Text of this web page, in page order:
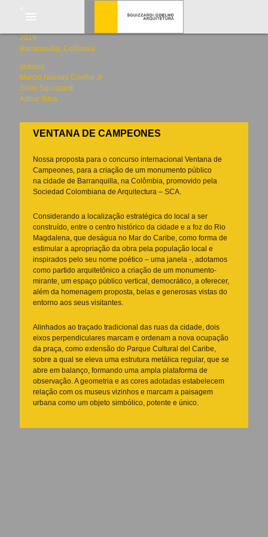
2019
Barranquilla, Colômbia
autores
Marcio Novaes Coelho Jr
Silvio Sguizzardi
Arthur Silva
VENTANA DE CAMPEONES
Nossa proposta para o concurso internacional Ventana de
Campeones, para a criação de um monumento público
na cidade de Barranquilla, na Colômbia, promovido pela
Sociedad Colombiana de Arquitectura – SCA.
Considerando a localização estratégica do local a ser
construído, entre o centro histórico da cidade e a foz do Rio
Magdalena, que deságua no Mar do Caribe, como forma de
estimular a apropriação da obra pela população local e
inspirados pelo seu nome poético – uma janela -, adotamos
como partido arquitetônico a criação de um monumento-
mirante, um espaço público vertical, democrático, a oferecer,
além da homenagem proposta, belas e generosas vistas do
entorno aos seus visitantes.
Alinhados ao traçado tradicional das ruas da cidade, dois
eixos perpendiculares marcam e ordenam a nova ocupação
da praça, como extensão do Parque Cultural del Caribe,
sobre a qual se eleva uma estrutura metálica regular, que se
abre em balanço, formando uma ampla plataforma de
observação. A geometria e as cores adotadas estabelecem
relação com os museus vizinhos e marcam a paisagem
urbana como um objeto simbólico, potente e único.